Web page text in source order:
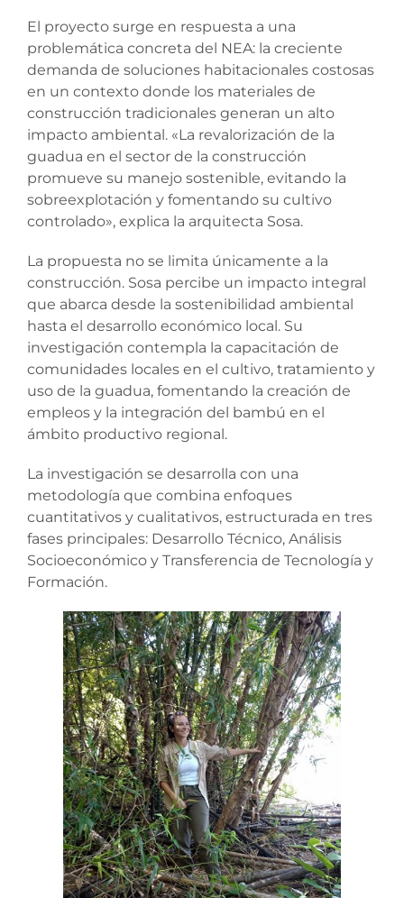
El proyecto surge en respuesta a una
problemática concreta del NEA: la creciente
demanda de soluciones habitacionales costosas
en un contexto donde los materiales de
construcción tradicionales generan un alto
impacto ambiental. «La revalorización de la
guadua en el sector de la construcción
promueve su manejo sostenible, evitando la
sobreexplotación y fomentando su cultivo
controlado», explica la arquitecta Sosa.
La propuesta no se limita únicamente a la
construcción. Sosa percibe un impacto integral
que abarca desde la sostenibilidad ambiental
hasta el desarrollo económico local. Su
investigación contempla la capacitación de
comunidades locales en el cultivo, tratamiento y
uso de la guadua, fomentando la creación de
empleos y la integración del bambú en el
ámbito productivo regional.
La investigación se desarrolla con una
metodología que combina enfoques
cuantitativos y cualitativos, estructurada en tres
fases principales: Desarrollo Técnico, Análisis
Socioeconómico y Transferencia de Tecnología y
Formación.